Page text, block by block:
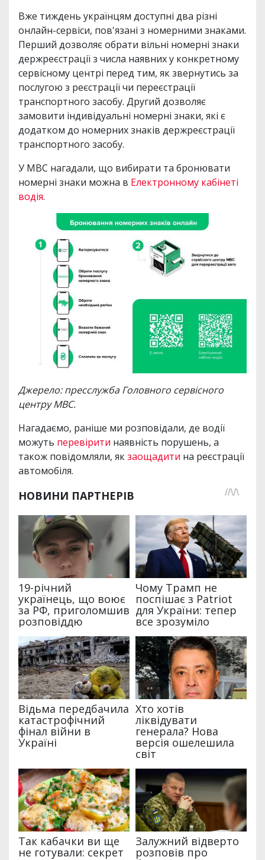
Вже тиждень українцям доступні два різні
онлайн-сервіси, пов'язані з номерними знаками.
Перший дозволяє обрати вільні номерні знаки
держреєстрації з числа наявних у конкретному
сервісному центрі перед тим, як звернутись за
послугою з реєстрації чи переєстрації
транспортного засобу. Другий дозволяє
замовити індивідуальні номерні знаки, які є
додатком до номерних знаків держреєстрації
транспортного засобу.
У МВС нагадали, що вибирати та бронювати
номерні знаки можна в Електронному кабінеті
водія.
Джерело: пресслужба Головного сервісного
центру МВС.
Нагадаємо, раніше ми розповідали, де водії
можуть перевірити наявність порушень, а
також повідомляли, якзаощадити на реєстрації
автомобіля.